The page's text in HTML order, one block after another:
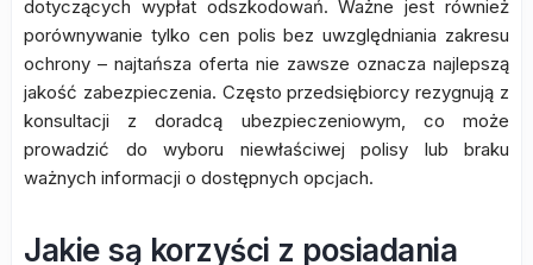
dotyczących wypłat odszkodowań. Ważne jest również
porównywanie tylko cen polis bez uwzględniania zakresu
ochrony – najtańsza oferta nie zawsze oznacza najlepszą
jakość zabezpieczenia. Często przedsiębiorcy rezygnują z
konsultacji z doradcą ubezpieczeniowym, co może
prowadzić do wyboru niewłaściwej polisy lub braku
ważnych informacji o dostępnych opcjach.
Jakie są korzyści z posiadania